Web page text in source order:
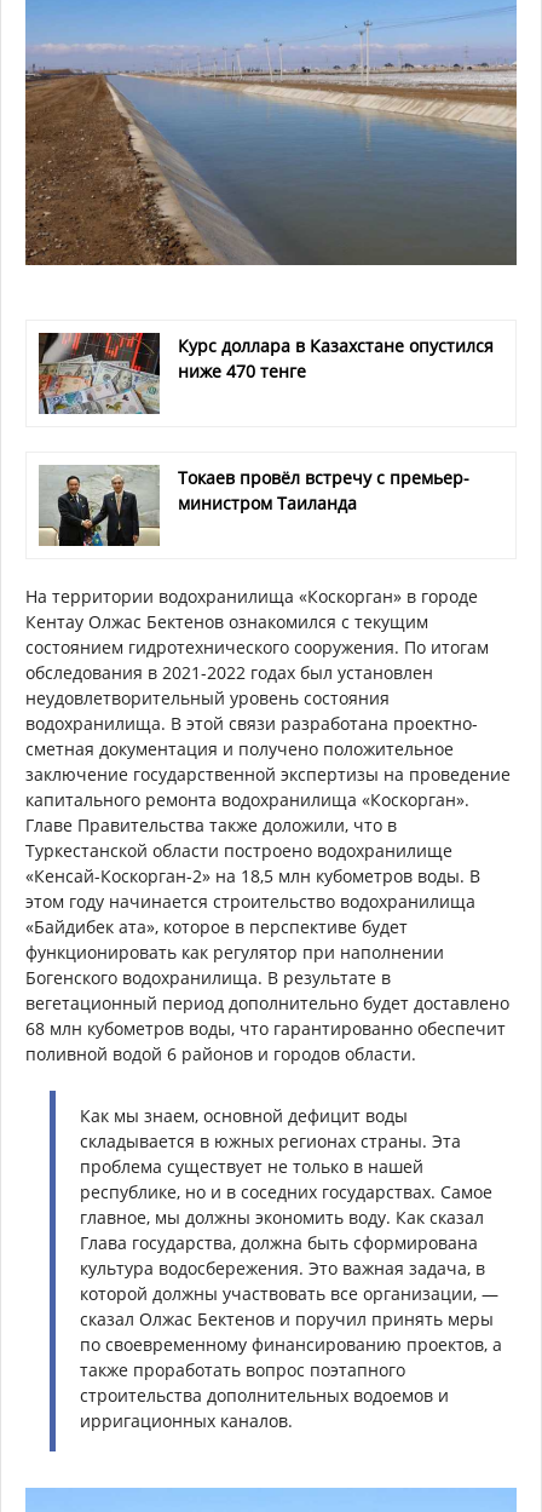
Курс доллара в Казахстане опустился
ниже 470 тенге
Токаев провёл встречу с премьер-
министром Таиланда
На территории водохранилища «Коскорган» в городе
Кентау Олжас Бектенов ознакомился с текущим
состоянием гидротехнического сооружения. По итогам
обследования в 2021-2022 годах был установлен
неудовлетворительный уровень состояния
водохранилища. В этой связи разработана проектно-
сметная документация и получено положительное
заключение государственной экспертизы на проведение
капитального ремонта водохранилища «Коскорган».
Главе Правительства также доложили, что в
Туркестанской области построено водохранилище
«Кенсай-Коскорган-2» на 18,5 млн кубометров воды. В
этом году начинается строительство водохранилища
«Байдибек ата», которое в перспективе будет
функционировать как регулятор при наполнении
Богенcкого водохранилища. В результате в
вегетационный период дополнительно будет доставлено
68 млн кубометров воды, что гарантированно обеспечит
поливной водой 6 районов и городов области.
Как мы знаем, основной дефицит воды
складывается в южных регионах страны. Эта
проблема существует не только в нашей
республике, но и в соседних государствах. Самое
главное, мы должны экономить воду. Как сказал
Глава государства, должна быть сформирована
культура водосбережения. Это важная задача, в
которой должны участвовать все организации, —
сказал Олжас Бектенов и поручил принять меры
по своевременному финансированию проектов, а
также проработать вопрос поэтапного
строительства дополнительных водоемов и
ирригационных каналов.